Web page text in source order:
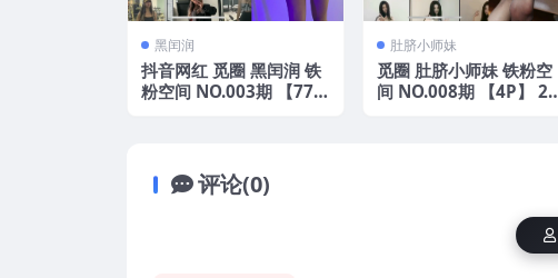
黑闰润
抖音网红 觅圈 黑闰润 铁
粉空间 NO.003期 【77
肚脐小师妹
觅圈 肚脐小师妹 铁粉空
间 NO.008期 【4P】 20
评论(0)